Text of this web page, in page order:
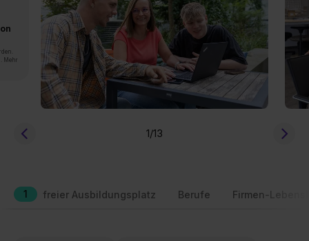
Mehr
1/13
1 freier Ausbildungsplatz Berufe Firmen-